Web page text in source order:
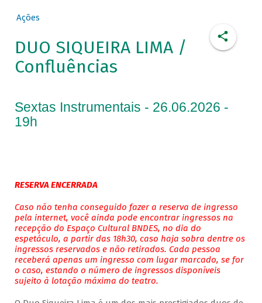
Ações
DUO SIQUEIRA LIMA /
Confluências
Sextas Instrumentais - 26.06.2026 -
19h
RESERVA ENCERRADA
Caso não tenha conseguido fazer a reserva de ingresso
pela internet, você ainda pode encontrar ingressos na
recepção do Espaço Cultural BNDES, no dia do
espetáculo, a partir das 18h30, caso haja sobra dentre os
ingressos reservados e não retirados. Cada pessoa
receberá apenas um ingresso com lugar marcado, se for
o caso, estando o número de ingressos disponíveis
sujeito à lotação máxima do teatro.